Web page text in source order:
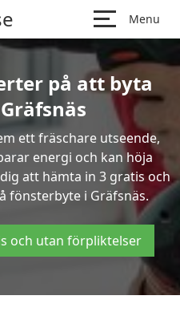
Menu
på att byta
ett fräschare utseende,
energi och kan höja
att hämta in 3 gratis och
fönsterbyte i Gräfsnäs.
och utan förpliktelser